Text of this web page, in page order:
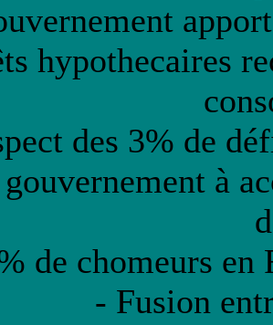
hypothecaires
des 3% de
à
de chomeurs en
- Fusion